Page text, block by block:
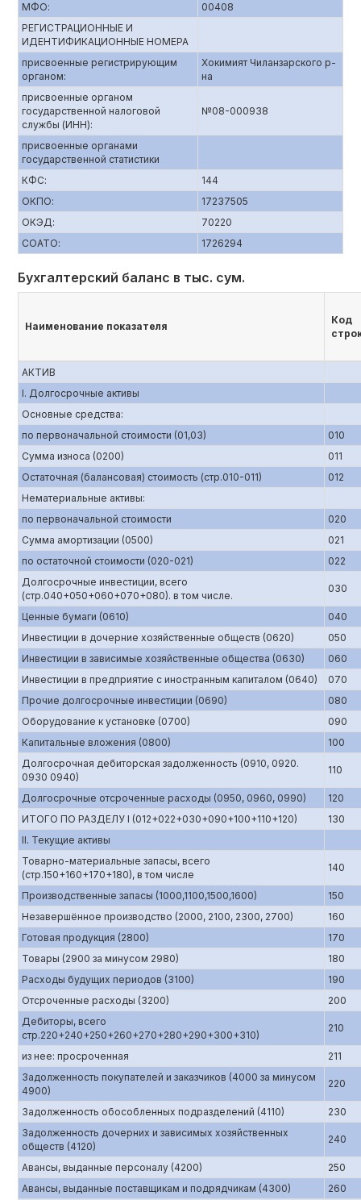
МФО:
00408
РЕГИСТРАЦИОННЫЕ И
ИДЕНТИФИКАЦИОННЫЕ НОМЕРА
присвоенные регистрирующим
органом:
Хокимият Чиланзарского р-
на
присвоенные органом
государственной налоговой
службы (ИНН):
№08-000938
присвоенные органами
государственной статистики
КФС:
144
ОКПО:
17237505
ОКЭД:
70220
СОАТО:
1726294
Бухгалтерский баланс в тыс. сум.
Наименование показателя
Код
АКТИВ
I. Долгосрочные активы
Основные средства:
по первоначальной стоимости (01,03)
010
Сумма износа (0200)
011
Остаточная (балансовая) стоимость (стр.010-011)
012
Нематериальные активы:
по первоначальной стоимости
020
Сумма амортизации (0500)
021
по остаточной стоимости (020-021)
022
Долгосрочные инвестиции, всего
(стр.040+050+060+070+080). в том числе.
030
Ценные бумаги (0610)
040
Инвестиции в дочерние хозяйственные обществ (0620)
050
Инвестиции в зависимые хозяйственные общества (0630)
060
Инвестиции в предприятие с иностранным капиталом (0640)
070
Прочие долгосрочные инвестиции (0690)
080
Оборудование к установке (0700)
090
Капитальные вложения (0800)
100
Долгосрочная дебиторская задолженность (0910, 0920.
0930 0940)
110
Долгосрочные отсроченные расходы (0950, 0960, 0990)
120
ИТОГО ПО РАЗДЕЛУ I (012+022+030+090+100+110+120)
130
II. Текущие активы
Товарно-материальные запасы, всего
(стр.150+160+170+180), в том числе
140
Производственные запасы (1000,1100,1500,1600)
150
Незавершённое производство (2000, 2100, 2300, 2700)
160
Готовая продукция (2800)
170
Товары (2900 за минусом 2980)
180
Расходы будущих периодов (3100)
190
Отсроченные расходы (3200)
200
Дебиторы, всего
стр.220+240+250+260+270+280+290+300+310)
210
из нее: просроченная
211
Задолженность покупателей и заказчиков (4000 за минусом
4900)
220
Задолженность обособленных подразделений (4110)
230
Задолженность дочерних и зависимых хозяйственных
обществ (4120)
240
Авансы, выданные персоналу (4200)
250
Авансы, выданные поставщикам и подрядчикам (4300)
260